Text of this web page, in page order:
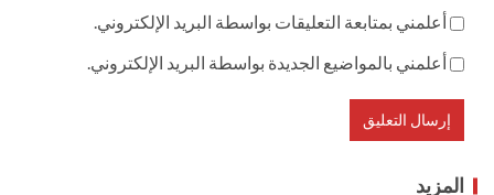
أعلمني بمتابعة التعليقات بواسطة البريد الإلكتروني.
أعلمني بالمواضيع الجديدة بواسطة البريد الإلكتروني.
المزيد